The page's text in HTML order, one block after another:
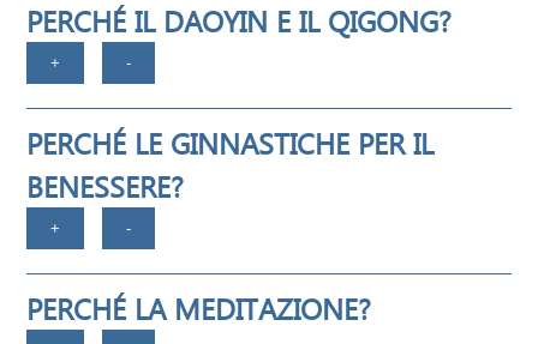
PERCHÉ IL DAOYIN E IL QIGONG?
PERCHÉ LE GINNASTICHE PER IL
BENESSERE?
PERCHÉ LA MEDITAZIONE?